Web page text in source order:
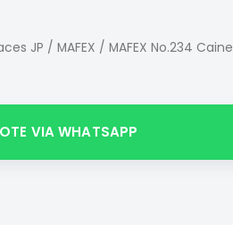
JP /MAFEX / MAFEX No.234 Caine
VIA WHATSAPP